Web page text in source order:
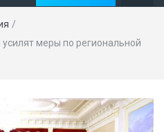
/
меры по региональной